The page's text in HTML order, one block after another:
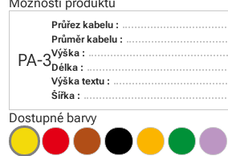
Možnosti produktu
PA-3
Průřez kabelu :
Průměr kabelu :
Výška :
Délka :
Výška textu :
Šířka :
Dostupné barvy